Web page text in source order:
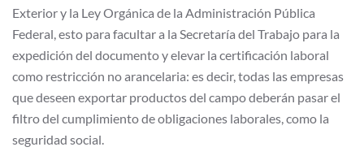
Exterior y la Ley Orgánica de la Administración Pública
Federal, esto para facultar a la Secretaría del Trabajo para la
expedición del documento y elevar la certificación laboral
como restricción no arancelaria: es decir, todas las empresas
que deseen exportar productos del campo deberán pasar el
filtro del cumplimiento de obligaciones laborales, como la
seguridad social.